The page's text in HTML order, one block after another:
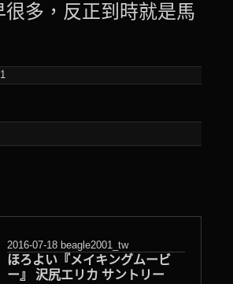
很多，反正到時就是馬
2016-07-18 beagle2001_tw
ほろよい『メイキングムービ
ー』 沢尻エリカ サントリー